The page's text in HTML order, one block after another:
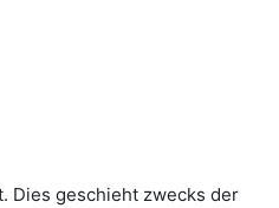
Dies geschieht zwecks der